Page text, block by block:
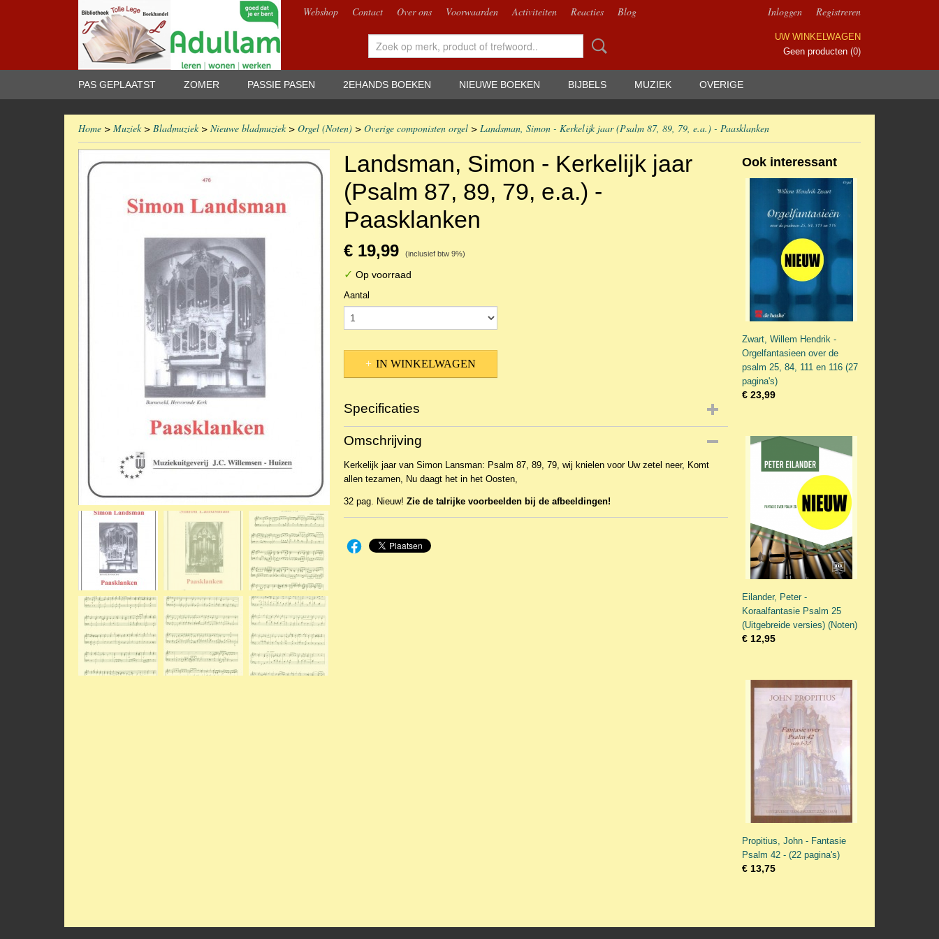
Webshop Contact Over ons Voorwaarden Activiteiten Reacties Blog Inloggen Registreren
UW WINKELWAGEN
Geen producten (0)
PAS GEPLAATST ZOMER PASSIE PASEN 2EHANDS BOEKEN NIEUWE BOEKEN BIJBELS MUZIEK OVERIGE
Home > Muziek> Bladmuziek> Nieuwe bladmuziek> Orgel (Noten) > Overige componisten orgel > Landsman, Simon - Kerkelijk jaar (Psalm 87, 89, 79, e.a.) - Paasklanken
Landsman, Simon - Kerkelijk jaar
(Psalm 87, 89, 79, e.a.) -
Paasklanken
€ 19,99 (inclusief btw 9%)
✓ Op voorraad
Aantal
IN WINKELWAGEN
Specificaties
Productcode
EAN code
Omschrijving
Kerkelijk jaar van Simon Lansman: Psalm 87, 89, 79, wij knielen voor Uw zetel neer, Komt
allen tezamen, Nu daagt het in het Oosten,
32 pag. Nieuw! Zie de talrijke voorbeelden bij de afbeeldingen!
Ook interessant
Zwart, Willem Hendrik -
Orgelfantasieen over de
psalm 25, 84, 111 en 116 (27
pagina's)
€ 23,99
Eilander, Peter -
Koraalfantasie Psalm 25
(Uitgebreide versies) (Noten)
€ 12,95
Propitius, John - Fantasie
Psalm 42 - (22 pagina's)
€ 13,75